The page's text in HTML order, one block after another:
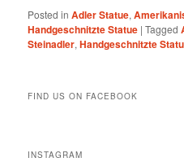
Posted in Adler Statue,
Handgeschnitzte Statue |Tagged
Steinadler,Handgeschnitzte
FIND US ON FACEBOOK
INSTAGRAM